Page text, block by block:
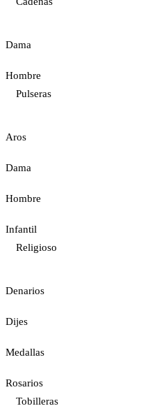
Dama
Hombre
Pulseras
Aros
Dama
Hombre
Infantil
Religioso
Denarios
Dijes
Medallas
Rosarios
Tobilleras